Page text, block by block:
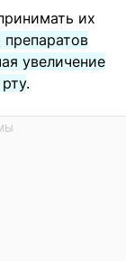
их
препаратов
увеличение
.